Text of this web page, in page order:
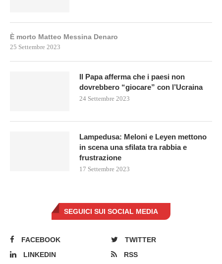
È morto Matteo Messina Denaro
25 Settembre 2023
Il Papa afferma che i paesi non
dovrebbero “giocare” con l’Ucraina
24 Settembre 2023
Lampedusa: Meloni e Leyen mettono
in scena una sfilata tra rabbia e
frustrazione
17 Settembre 2023
SEGUICI SUI SOCIAL MEDIA
FACEBOOK
TWITTER
LINKEDIN
RSS